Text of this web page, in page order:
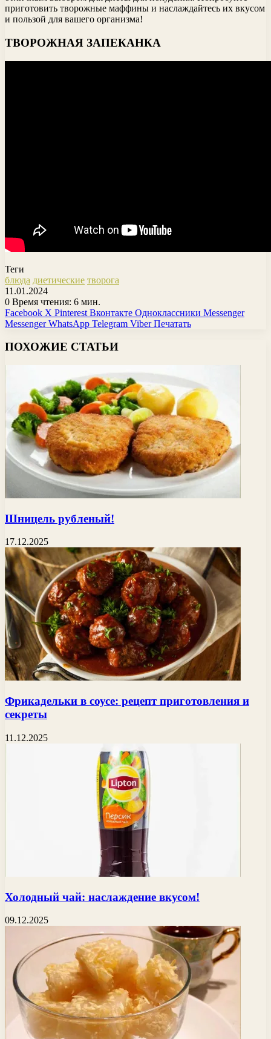
приготовить творожные маффины и наслаждайтесь их вкусом
и пользой для вашего организма!
ТВОРОЖНАЯ ЗАПЕКАНКА
Теги
блюда диетические творога
11.01.2024
0 Время чтения: 6 мин.
Facebook X Pinterest Вконтакте Одноклассники Messenger
Messenger WhatsApp Telegram Viber Печатать
ПОХОЖИЕ СТАТЬИ
Шницель рубленый!
17.12.2025
Фрикадельки в соусе: рецепт приготовления и
секреты
11.12.2025
Холодный чай: наслаждение вкусом!
09.12.2025